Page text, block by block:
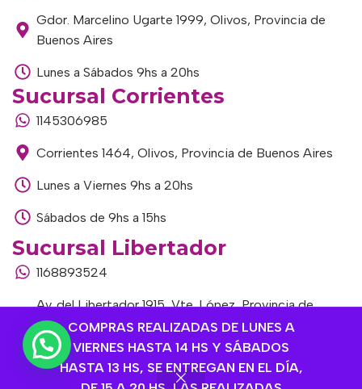
COMPRAS REALIZADAS DE LUNES A
VIERNES HASTA 14 HS Y SÁBADOS
HASTA 13 HS, SE ENTREGAN EN EL DÍA,
Gdor. Marcelino Ugarte 1999, Olivos, Provincia de
Buenos Aires
Lunes a Sábados 9hs a 20hs
Sucursal Corrientes
1145306985
Corrientes 1464, Olivos, Provincia de Buenos Aires
Lunes a Viernes 9hs a 20hs
Sábados de 9hs a 15hs
Sucursal Libertador
1168893524
Av. del Libertador 1915, Vte. López, Provincia de
Buenos Aires
Lunes a Viernes de 9hs a 13hs / 16hs a 20hs